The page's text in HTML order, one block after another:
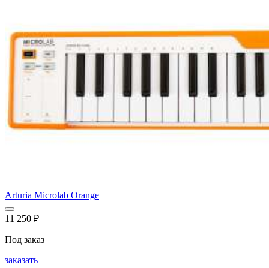
Arturia Microlab Orange
11 250 ₽
Под заказ
заказать